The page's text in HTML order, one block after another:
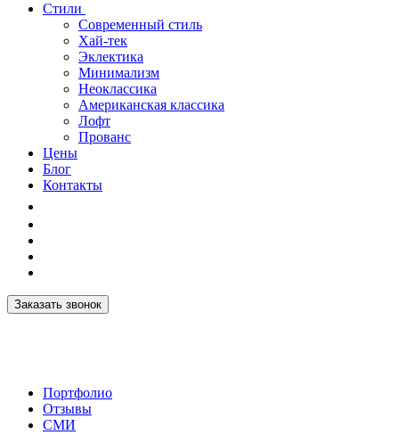
Стили
Современный стиль
Хай-тек
Эклектика
Минимализм
Неоклассика
Американская классика
Лофт
Прованс
Цены
Блог
Контакты
Заказать звонок
Портфолио
Отзывы
СМИ